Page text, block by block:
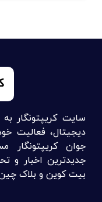
سایت کریپتونگار
جوان کریپتونگار
جدیدترین اخبار و
بیت کوین و بلاک